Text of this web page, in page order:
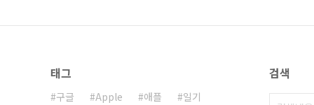
태그
구글 Apple 애플
일기
검색